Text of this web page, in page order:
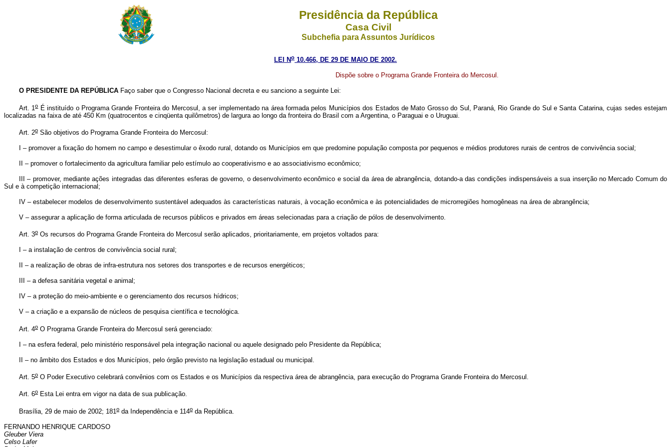
Presidência da República
Casa Civil
Subchefia para Assuntos Jurídicos
LEI No 10.466, DE 29 DE MAIO DE 2002.
Dispõe sobre o Programa Grande Fronteira do Mercosul.
O PRESIDENTE DA REPÚBLICA Faço saber que o Congresso Nacional decreta e eu sanciono a seguinte Lei:
Art. 1oÉ instituído o Programa Grande Fronteira do Mercosul, a ser implementado na área formada pelos Municípios dos Estados de Mato Grosso do Sul, Paraná, Rio Grande do Sul e Santa Catarina, cujas sedes estejam
localizadas na faixa de até 450 Km (quatrocentos e cinqüenta quilômetros) de largura ao longo da fronteira do Brasil com a Argentina, o Paraguai e o Uruguai.
Art. 2o São objetivos do Programa Grande Fronteira do Mercosul:
I – promover a fixação do homem no campo e desestimular o êxodo rural, dotando os Municípios em que predomine população composta por pequenos e médios produtores rurais de centros de convivência social;
II – promover o fortalecimento da agricultura familiar pelo estímulo ao cooperativismo e ao associativismo econômico;
III – promover, mediante ações integradas das diferentes esferas de governo, o desenvolvimento econômico e social da área de abrangência, dotando-a das condições indispensáveis a sua inserção no Mercado Comum do
Sul e à competição internacional;
IV – estabelecer modelos de desenvolvimento sustentável adequados às características naturais, à vocação econômica e às potencialidades de microrregiões homogêneas na área de abrangência;
V – assegurar a aplicação de forma articulada de recursos públicos e privados em áreas selecionadas para a criação de pólos de desenvolvimento.
Art. 3o Os recursos do Programa Grande Fronteira do Mercosul serão aplicados, prioritariamente, em projetos voltados para:
I – a instalação de centros de convivência social rural;
II – a realização de obras de infra-estrutura nos setores dos transportes e de recursos energéticos;
III – a defesa sanitária vegetal e animal;
IV – a proteção do meio-ambiente e o gerenciamento dos recursos hídricos;
V – a criação e a expansão de núcleos de pesquisa científica e tecnológica.
Art. 4o O Programa Grande Fronteira do Mercosul será gerenciado:
I – na esfera federal, pelo ministério responsável pela integração nacional ou aquele designado pelo Presidente da República;
II – no âmbito dos Estados e dos Municípios, pelo órgão previsto na legislação estadual ou municipal.
Art. 5o O Poder Executivo celebrará convênios com os Estados e os Municípios da respectiva área de abrangência, para execução do Programa Grande Fronteira do Mercosul.
Art. 6o Esta Lei entra em vigor na data de sua publicação.
Brasília, 29 de maio de 2002; 181o da Independência e 114o da República.
FERNANDO HENRIQUE CARDOSO
Gleuber Viera
Celso Lafer